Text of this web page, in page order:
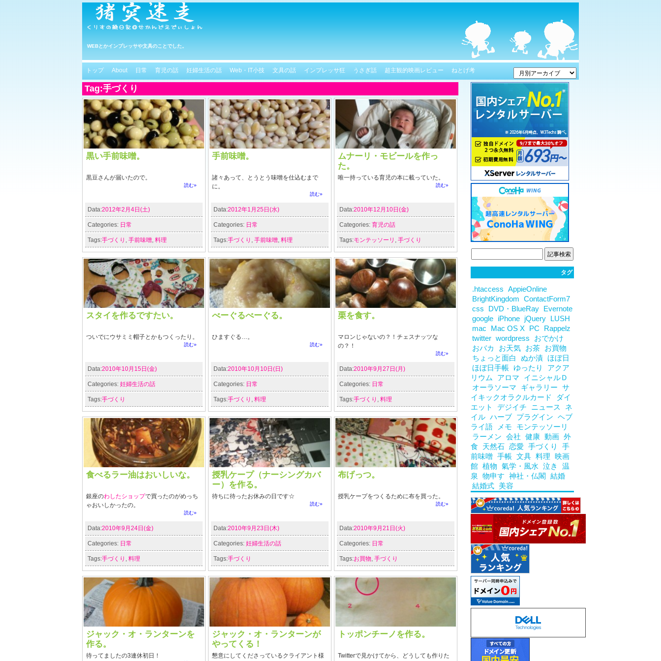
WEBとかインプレッサや文具のことでした。
トップ About 日常 育児の話 妊婦生活の話 Web・IT小技 文具の話 インプレッサ狂 うさぎ話 超主観的映画レビュー ねとげ考
Tag:手づくり
黒い手前味噌。
黒豆さんが届いたので。
読む»
Data:2012年2月4日(土)
Categories: 日常
Tags:手づくり , 手前味噌, 料理
手前味噌。
諸々あって、とうとう味噌を仕込むまで
に。
読む»
Data:2012年1月25日(水)
Categories: 日常
Tags:手づくり , 手前味噌, 料理
ムナーリ・モビールを作っ
た。
唯一持っている育児の本に載っていた。
読む»
Data:2010年12月10日(金)
Categories: 育児の話
Tags:モンテッソーリ , 手づくり
スタイを作るですたい。
ついでにウサミミ帽子とかもつくったり。
読む»
Data:2010年10月15日(金)
Categories: 妊婦生活の話
Tags:手づくり
べーぐるべーぐる。
ひますぐる…。
読む»
Data:2010年10月10日(日)
Categories: 日常
Tags:手づくり , 料理
栗を食す。
マロンじゃないの？！チェスナッツな
の？！
読む»
Data:2010年9月27日(月)
Categories: 日常
Tags:手づくり , 料理
食べるラー油はおいしいな。
銀座のわしたショップで買ったのがめっち
ゃおいしかったの。
読む»
Data:2010年9月24日(金)
Categories: 日常
Tags:手づくり , 料理
授乳ケープ（ナーシングカバ
ー）を作る。
待ちに待ったお休みの日です☆
読む»
Data:2010年9月23日(木)
Categories: 妊婦生活の話
Tags:手づくり
布げっつ。
授乳ケープをつくるために布を買った。
読む»
Data:2010年9月21日(火)
Categories: 日常
Tags:お買物, 手づくり
ジャック・オ・ランターンを
作る。
待ってましたの3連休初日！
ジャック・オ・ランターンが
やってくる！
懇意にしてくださっているクライアント様
トッポンチーノを作る。
Twitterで見かけてから、どうしても作りた
タグ
.htaccess
AppieOnline
BrightKingdom
ContactForm7
css
DVD・BlueRay
Evernote
google
iPhone jQuery
LUSH
mac
Mac OS X PC
Rappelz
twitter wordpress
おでかけ
おバカ
お天気 お茶
お買物
ちょっと面白
ぬか漬 ほぼ日
ほぼ日手帳
ゆったり
アクア
リウム
アロマ
イニシャルＤ
オーラソーマ
ギャラリー
サ
イキックオラクルカード
ダイ
エット
デジイチ ニュース
ネ
イル ハーブ プラグイン
ヘブ
ライ語
メモ
モンテッソーリ
ラーメン
会社 健康 動画 外
食
天然石 恋愛 手づくり
手
前味噌 手帳 文具 料理
映画
館 植物 氣学・風水 泣き
温
泉
物申す 神社・仏閣
結婚
結婚式
美容